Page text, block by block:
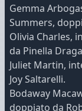
Gemma
Summers,
Olivia Charles,
da Pinella
Juliet Martin,
Joy Saltarelli.
Bodaway
doppiato da